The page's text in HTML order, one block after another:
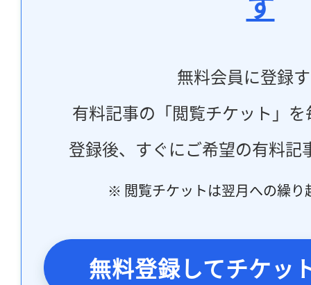
無料会員に登録
有料記事の「閲覧チケット」
登録後、すぐにご希望の有料記
※ 閲覧チケットは翌月への繰り
無料登録してチケッ